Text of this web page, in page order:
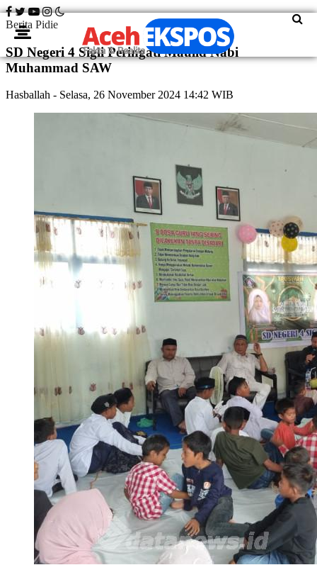
Berita Pidie
SD Negeri 4 Sigli Peringati Maulid Nabi
Muhammad SAW
Hasballah - Selasa, 26 November 2024 14:42 WIB